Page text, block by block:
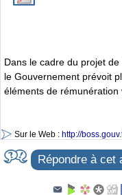
Dans le cadre du projet
le Gouvernement prévoit
éléments de rémunération
Sur le Web : http://
Répondre à cet